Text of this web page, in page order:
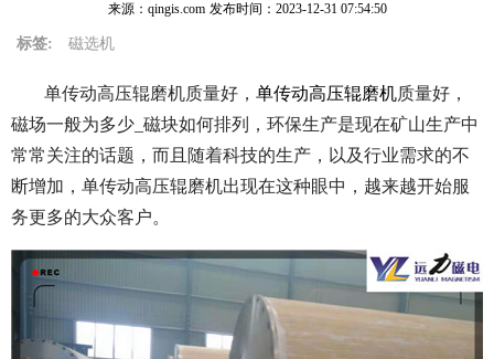
来源：qingis.com 发布时间： 2023-12-31 07:54:50
标签: 磁选机
单传动高压辊磨机质量好， 单传动高压辊磨机质量好，
磁场一般为多少_磁块如何排列， 环保生产是现在矿山生产中
常常关注的话题，而且随着科技的生产，以及行业需求的不
断增加，单传动高压辊磨机出现在这种眼中，越来越开始服
务更多的大众客户。